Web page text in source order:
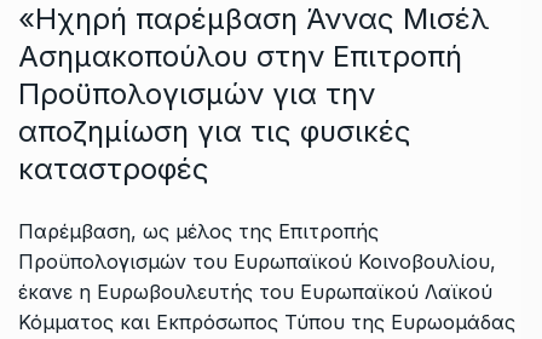
«Ηχηρή παρέμβαση Άννας Μισέλ
Ασημακοπούλου στην Επιτροπή
Προϋπολογισμών για την
αποζημίωση για τις φυσικές
καταστροφές
Παρέμβαση, ως μέλος της Επιτροπής
Προϋπολογισμών του Ευρωπαϊκού Κοινοβουλίου,
έκανε η Ευρωβουλευτής του Ευρωπαϊκού Λαϊκού
Κόμματος και Εκπρόσωπος Τύπου της Ευρωομάδας